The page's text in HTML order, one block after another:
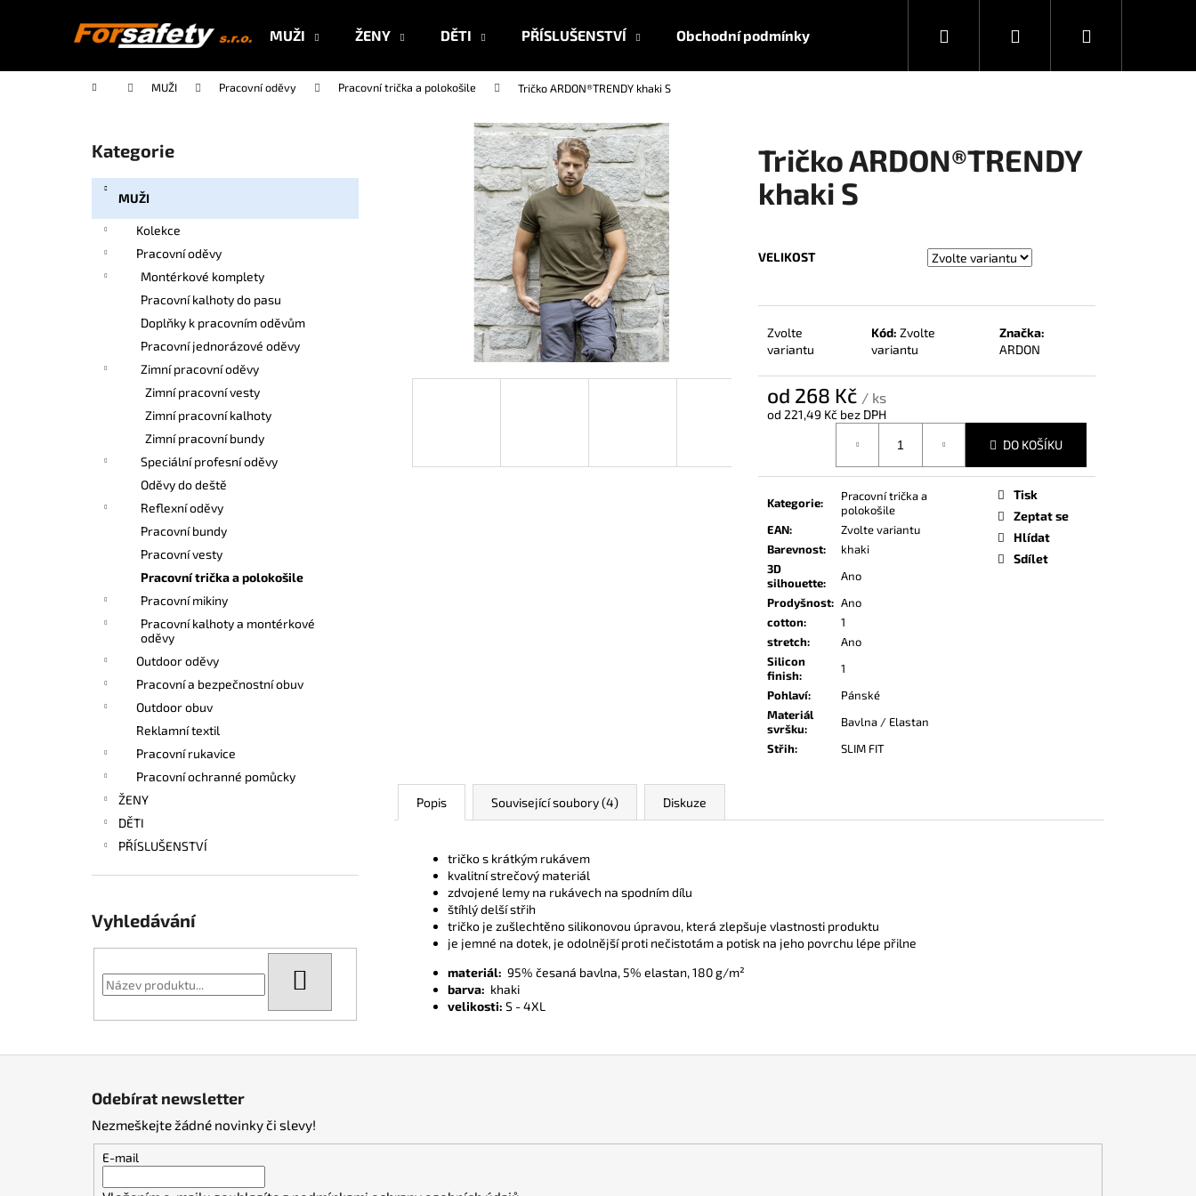
MUŽI ŽENY DĚTI PŘÍSLUŠENSTVÍ Obchodní podmínky Hledat PřihlášeníNákupní
Domů MUŽI Pracovní oděvy Pracovní trička a polokošile Tričko ARDON®TRENDY khaki S
Přeskočit
kategorie
Kategorie
MUŽI
Kolekce
Pracovní oděvy
Montérkové komplety
Pracovní kalhoty do pasu
Doplňky k pracovním oděvům
Pracovní jednorázové oděvy
Zimní pracovní oděvy
Zimní pracovní vesty
Zimní pracovní kalhoty
Zimní pracovní bundy
Speciální profesní oděvy
Oděvy do deště
Reflexní oděvy
Pracovní bundy
Pracovní vesty
Pracovní trička a polokošile
Pracovní mikiny
Pracovní kalhoty a montérkové
oděvy
Outdoor oděvy
Pracovní a bezpečnostní obuv
Outdoor obuv
Reklamní textil
Pracovní rukavice
Pracovní ochranné pomůcky
ŽENY
DĚTI
PŘÍSLUŠENSTVÍ
Vyhledávání
Tričko ARDON®TRENDY
khaki S
VELIKOST
Zvolte
variantu
Kód: Zvolte
variantu
Značka:
ARDON
od 268 Kč / ks
od 221,49 Kč bez DPH
DO KOŠÍKU
Kategorie:
Pracovní trička a
polokošile
EAN:
Zvolte variantu
Barevnost:
khaki
3D
silhouette:
Ano
Prodyšnost: Ano
cotton:
1
stretch:
Ano
Silicon
finish:
1
Pohlaví:
Pánské
Materiál
svršku:
Bavlna / Elastan
Střih: SLIM FIT
Tisk
Zeptat se
Hlídat
Sdílet
Popis Související soubory (4) Diskuze
tričko s krátkým rukávem
kvalitní strečový materiál
zdvojené lemy na rukávech na spodním dílu
štíhlý delší střih
tričko je zušlechtěno silikonovou úpravou, která zlepšuje vlastnosti produktu
je jemné na dotek, je odolnější proti nečistotám a potisk na jeho povrchu lépe přilne
materiál: 95% česaná bavlna, 5% elastan, 180 g/m²
barva: khaki
velikosti: S - 4XL
í
Zpět
do
Zpět
do
Co potřebujete najít?
HLEDAT
Doporučujeme
Odebírat newsletter
Nezmeškejte žádné novinky či slevy!
E-mail